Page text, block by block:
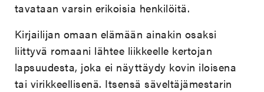
tavataan varsin erikoisia henkilöitä.
Kirjailijan omaan elämään ainakin osaksi
liittyvä romaani lähtee liikkeelle kertojan
lapsuudesta, joka ei näyttäydy kovin iloisena
tai virikkeellisenä. Itsensä säveltäjämestarin